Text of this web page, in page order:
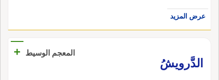
عرض المزيد
المعجم الوسيط
+
الدَّرويشُ